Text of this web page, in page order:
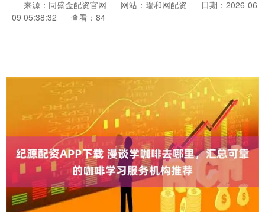
来源：同盛金配资官网 网站：瑞和网配资
日期：2026-06-
09 05:38:32
查看：84